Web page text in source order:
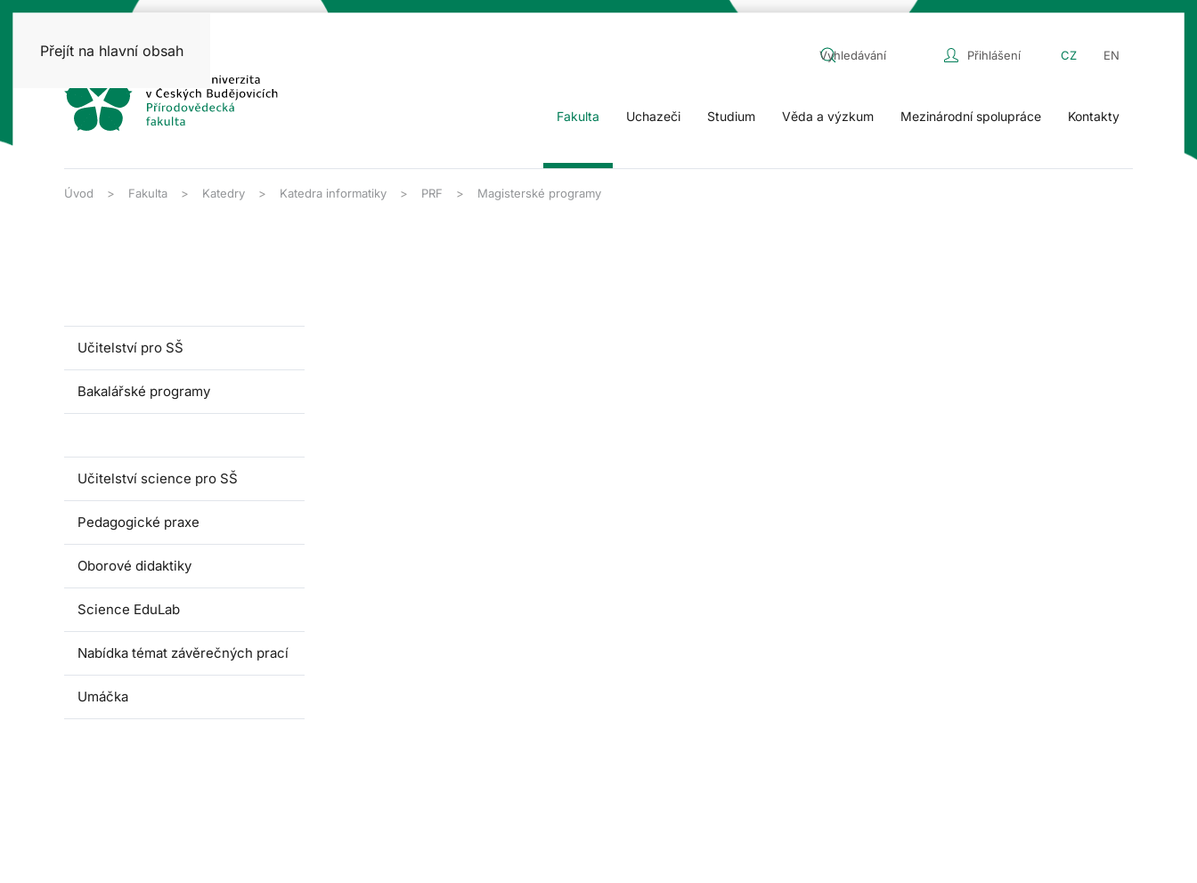
Přejít na hlavní obsah Přihlášení CZ EN
Fakulta Uchazeči Studium Věda a výzkum Mezinárodní spolupráce Kontakty
Úvod Fakulta Katedry Katedra informatiky PRF Magisterské programy
Učitelství pro SŠ
Bakalářské programy
Učitelství science pro SŠ
Pedagogické praxe
Oborové didaktiky
Science EduLab
Nabídka témat závěrečných prací
Umáčka